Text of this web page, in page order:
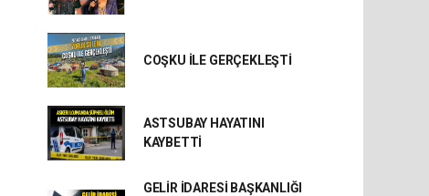
COŞKU İLE GERÇEKLEŞTİ
ASTSUBAY HAYATINI
KAYBETTİ
GELİR İDARESİ BAŞKANLIĞI